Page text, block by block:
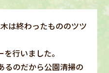
終わったもののツツ
行いました。
るのだから公園清掃の